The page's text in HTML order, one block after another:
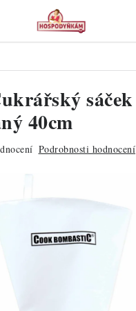
sáček
40cm
Podrobnosti hodnocení